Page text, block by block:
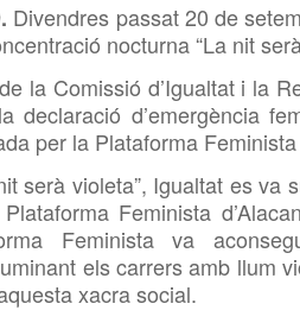
Divendres passat 20 de
nocturna “La nit
la Comissió d’Igualtat i la
declaració d’emergència
per la Plataforma Feminista
serà violeta”, Igualtat es va
Feminista
Feminista va
els carrers amb llum
xacra social.